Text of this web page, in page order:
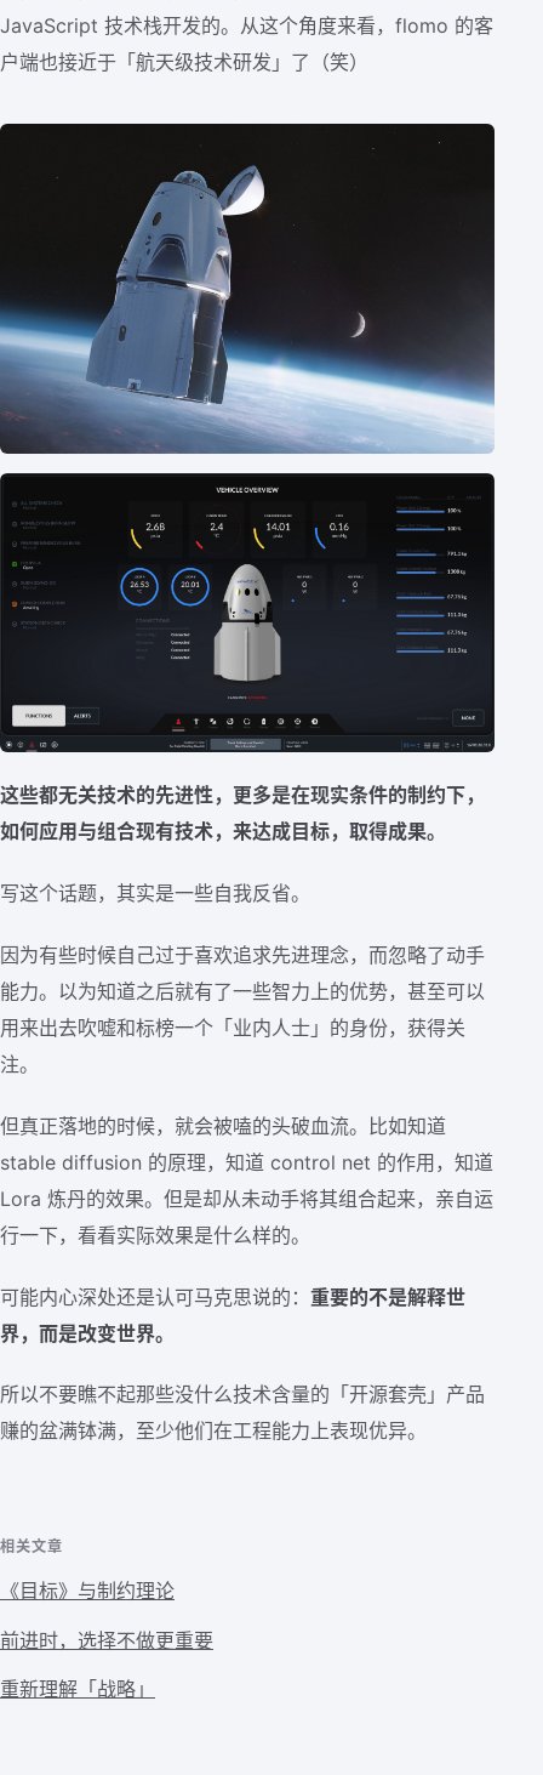
JavaScript 技术栈开发的。从这个角度来看，flomo 的客
户端也接近于「航天级技术研发」了（笑）
这些都无关技术的先进性，更多是在现实条件的制约下，
如何应用与组合现有技术，来达成目标，取得成果。
写这个话题，其实是一些自我反省。
因为有些时候自己过于喜欢追求先进理念，而忽略了动手
能力。以为知道之后就有了一些智力上的优势，甚至可以
用来出去吹嘘和标榜一个「业内人士」的身份，获得关
注。
但真正落地的时候，就会被嗑的头破血流。比如知道
stable diffusion 的原理，知道 control net 的作用，知道
Lora 炼丹的效果。但是却从未动手将其组合起来，亲自运
行一下，看看实际效果是什么样的。
可能内心深处还是认可马克思说的： 重要的不是解释世
界，而是改变世界。
所以不要瞧不起那些没什么技术含量的「开源套壳」产品
赚的盆满钵满，至少他们在工程能力上表现优异。
相关文章
《目标》与制约理论
前进时，选择不做更重要
重新理解「战略」